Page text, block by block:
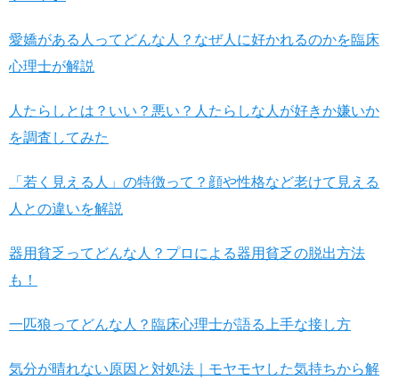
愛嬌がある人ってどんな人？なぜ人に好かれるのかを臨床
心理士が解説
人たらしとは？いい？悪い？人たらしな人が好きか嫌いか
を調査してみた
「若く見える人」の特徴って？顔や性格など老けて見える
人との違いを解説
器用貧乏ってどんな人？プロによる器用貧乏の脱出方法
も！
一匹狼ってどんな人？臨床心理士が語る上手な接し方
気分が晴れない原因と対処法｜モヤモヤした気持ちから解